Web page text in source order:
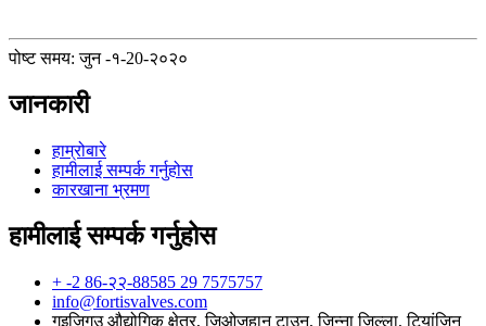
पोष्ट समय: जुन -१-20-२०२०
जानकारी
हाम्रोबारे
हामीलाई सम्पर्क गर्नुहोस
कारखाना भ्रमण
हामीलाई सम्पर्क गर्नुहोस
+ -2 86-२२-88585 29 7575757
info@fortisvalves.com
गुइजिगुउ औद्योगिक क्षेत्र, जिओजहान टाउन, जिन्ना जिल्ला, टियांजिन